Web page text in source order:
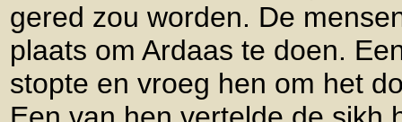
gered zou worden. De
plaats om Ardaas te doen.
stopte en vroeg hen om het